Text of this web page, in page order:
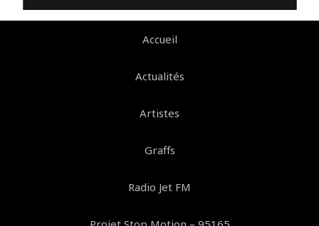
Accueil
Actualités
Artistes
Graffs
Radio Jet FM